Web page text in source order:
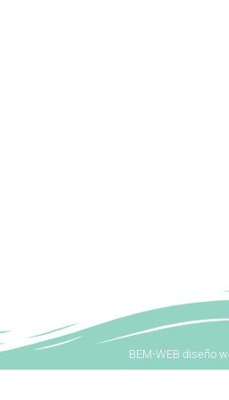
BEM-WEB diseño